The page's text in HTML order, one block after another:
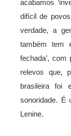
acabamos
difícil de
verdade, a
também tem
fechada’,
relevos que,
brasileira foi
sonoridade. É
Lenine.